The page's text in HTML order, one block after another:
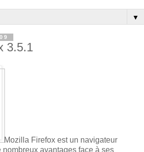
▼
3.5.1
Mozilla Firefox est un navigateur
nombreux avantages face à ses